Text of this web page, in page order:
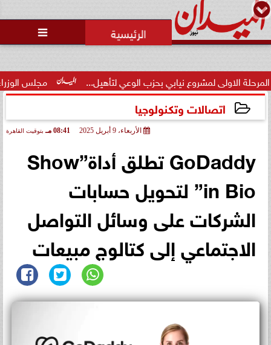

مجلس الوزراء يوافق لمشروع نيابي بحزب الوعي لتأهيل...
اتصالات وتكنولوجيا
الأربعاء، 9 أبريل 2025 08:41 مـ بتوقيت القاهرة
GoDaddy تطلق أداة”Show
in Bio” لتحويل حسابات
الشركات على وسائل التواصل
الاجتماعي إلى كتالوج مبيعات